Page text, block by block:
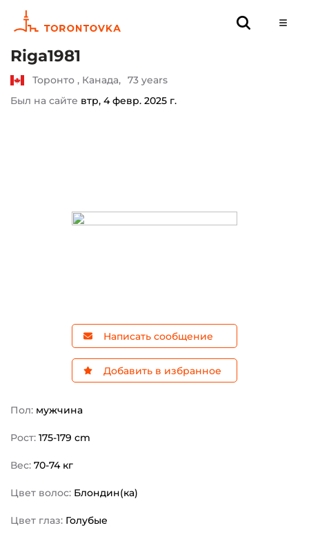
Riga1981
Торонто , Канада, 73 years
Был на сайте втр, 4 февр. 2025 г.
Написать сообщение
Добавить в избранное
Пол: мужчина
Рост: 175-179 cm
Вес: 70-74 кг
Цвет волос: Блондин(ка)
Цвет глаз: Голубые